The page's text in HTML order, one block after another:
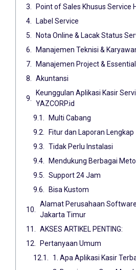
Point of Sales Khusus Service
Label Service
Nota Online & Lacak Status
Manajemen Teknisi &
Manajemen Project &
Akuntansi
Keunggulan Aplikasi Kasir
YAZCORP.id
Multi Cabang
Fitur dan Laporan Lengkap
Tidak Perlu Instalasi
Mendukung Berbagai
Support 24 Jam
Bisa Kustom
Alamat Perusahaan
Jakarta Timur
AKSES ARTIKEL PENTING:
Pertanyaan Umum
1. Apa Aplikasi Kasir